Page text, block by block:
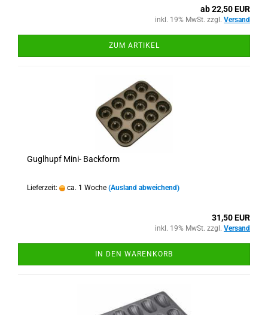
ab 22,50 EUR
inkl. 19% MwSt. zzgl. Versand
ZUM ARTIKEL
Guglhupf Mini- Backform
Lieferzeit: ca. 1 Woche (Ausland abweichend)
31,50 EUR
inkl. 19% MwSt. zzgl. Versand
IN DEN WARENKORB